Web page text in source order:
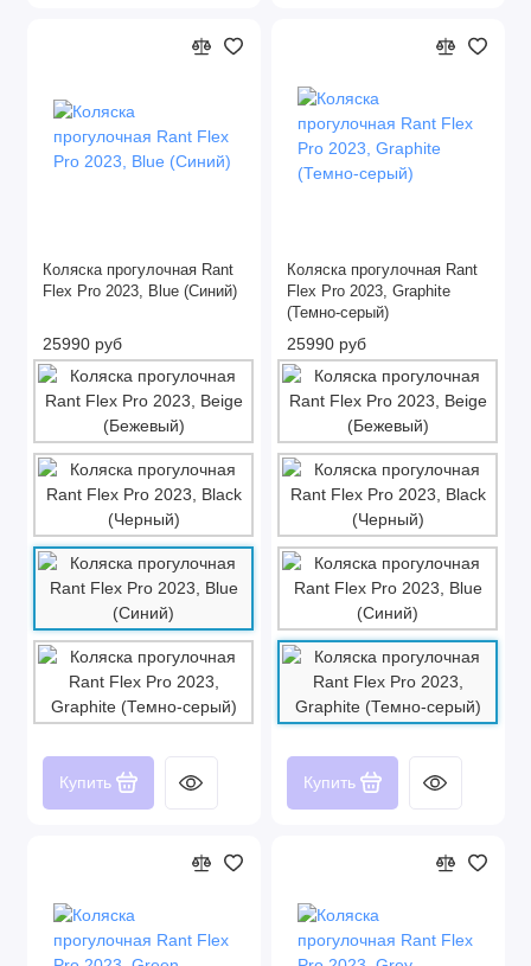
Коляска прогулочная Rant
Flex Pro 2023, Blue (Синий)
25990 руб
Купить
Коляска прогулочная Rant
Flex Pro 2023, Graphite
(Темно-серый)
25990 руб
Купить